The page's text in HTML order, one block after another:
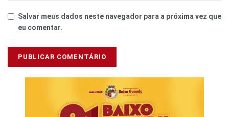
Salvar meus dados neste navegador para a próxima vez que
eu comentar.